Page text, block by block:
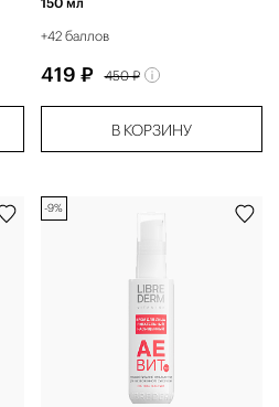
+42 баллов
419 ₽ 450 ₽
В КОРЗИНУ
-9%